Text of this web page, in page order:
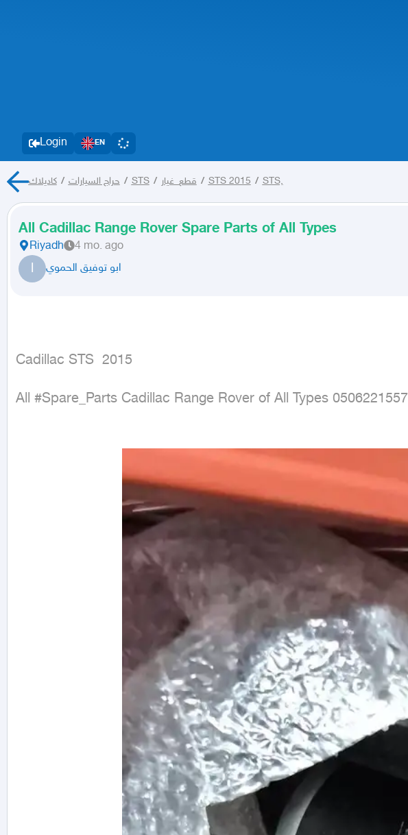
Login EN
حراج السيارات / كاديلاك / STS / قطع_غيار / STS 2015 / STS,
All Cadillac Range Rover Spare Parts of All Types
Riyadh 4 mo. ago
ا ابو توفيق الحموي
Cadillac STS  2015
All #Spare_Parts Cadillac Range Rover of All Types 0506221557